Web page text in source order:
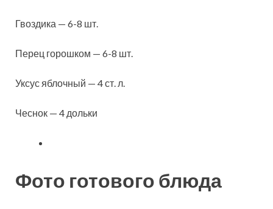
Гвоздика — 6-8 шт.
Перец горошком — 6-8 шт.
Уксус яблочный — 4 ст. л.
Чеснок — 4 дольки
Фото готового блюда